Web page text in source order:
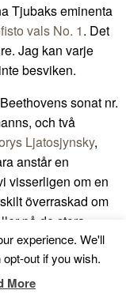
Tjubaks eminenta
vals No. 1. Det
Jag kan varje
besviken.
sonat nr.
och två
Ljatosjynsky,
anstår en
visserligen om en
överraskad om
på de stora
genial. Att
då andra
experience. We'll
out if you wish.
More